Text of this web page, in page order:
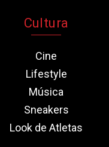
Cultura
Cine
Lifestyle
Música
Sneakers
Look de Atletas